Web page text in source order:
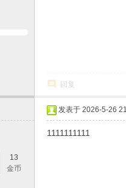
回复
13
金币
发表于 2026-5-26
1111111111